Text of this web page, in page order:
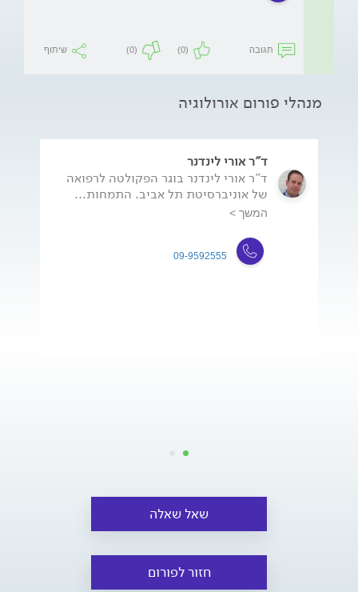
תגובה (0)
(0) שיתוף
מנהלי פורום אורולוגיה
ד"ר אורי לינדנר
ד"ר אורי לינדנר בוגר הפקולטה לרפואה
של אוניברסיטת תל אביב. התמחות...
המשך >
09-9592555
שאל שאלה
חזור לפורום